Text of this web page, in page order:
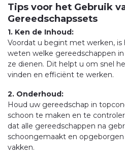
Tips voor het Gebruik
Gereedschapssets
1. Ken de Inhoud:
Voordat u begint met werken,
weten welke gereedschappen
ze dienen. Dit helpt u om snel
vinden en efficiënt te werken.
2. Onderhoud:
Houd uw gereedschap in
schoon te maken en te
dat alle gereedschappen na
schoongemaakt en
vakken.